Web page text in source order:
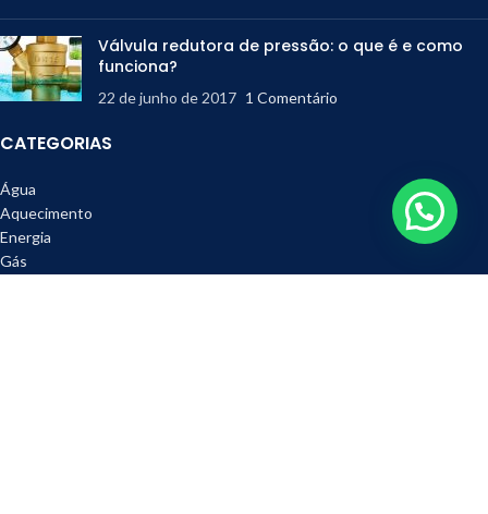
Válvula redutora de pressão: o que é e como
funciona?
22 de junho de 2017 1 Comentário
CATEGORIAS
Água
Aquecimento
Energia
Gás